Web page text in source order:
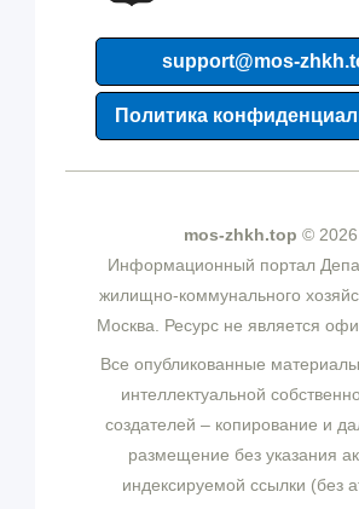
support@mos-
Политика
mos-zhkh.top © 2026
Информационный портал
жилищно-коммунального
Москва. Ресурс не является
Все опубликованные
интеллектуальной
создателей – копирование и
размещение без указания
индексируемой ссылки (без